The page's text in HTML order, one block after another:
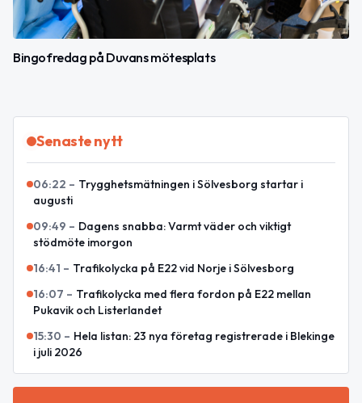
Bingofredag på Duvans mötesplats
Senaste nytt
06:22 – Trygghetsmätningen i Sölvesborg startar i
augusti
09:49 – Dagens snabba: Varmt väder och viktigt
stödmöte imorgon
16:41 – Trafikolycka på E22 vid Norje i Sölvesborg
16:07 – Trafikolycka med flera fordon på E22 mellan
Pukavik och Listerlandet
15:30 – Hela listan: 23 nya företag registrerade i Blekinge
i juli 2026